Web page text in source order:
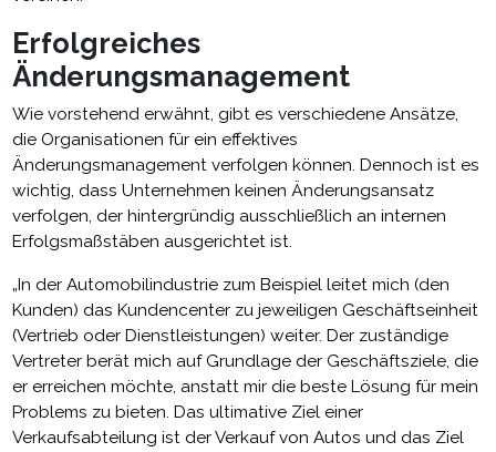
Erfolgreiches
Änderungsmanagement
Wie vorstehend erwähnt, gibt es verschiedene Ansätze,
die Organisationen für ein effektives
Änderungsmanagement verfolgen können. Dennoch ist es
wichtig, dass Unternehmen keinen Änderungsansatz
verfolgen, der hintergründig ausschließlich an internen
Erfolgsmaßstäben ausgerichtet ist.
„In der Automobilindustrie zum Beispiel leitet mich (den
Kunden) das Kundencenter zu jeweiligen Geschäftseinheit
(Vertrieb oder Dienstleistungen) weiter. Der zuständige
Vertreter berät mich auf Grundlage der Geschäftsziele, die
er erreichen möchte, anstatt mir die beste Lösung für mein
Problems zu bieten. Das ultimative Ziel einer
Verkaufsabteilung ist der Verkauf von Autos und das Ziel